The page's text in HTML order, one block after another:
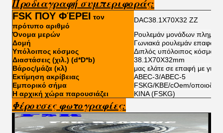
Προδιαγραφή συμπεριφοράς:
FSK ΠΟΥ ΦΈΡΕΙ τον
πρότυπο αριθμό
DAC38.1X70X32 ZZ
Όνομα μερών
Ρουλεμάν μονάδων
Δομή
Γωνιακά ρουλεμάν επαφών
Υπόλοιπος κόσμος
Διπλός υπόλοιπος κόσμος
Διαστάσεις (χιλ.) (d*D*b)
38.1X70X32mm
Βάρος/μάζα (κλ)
μας ελάτε σε επαφή με για
Εκτίμηση ακρίβειας
ABEC-3/ABEC-5
Εμπορικό σήμα
FSKG/KBE/cOem/
Η αρχική χώρα παρουσιάζει
ΚΙΝΑ (FSKG)
Φέρουσες φωτογραφίες: